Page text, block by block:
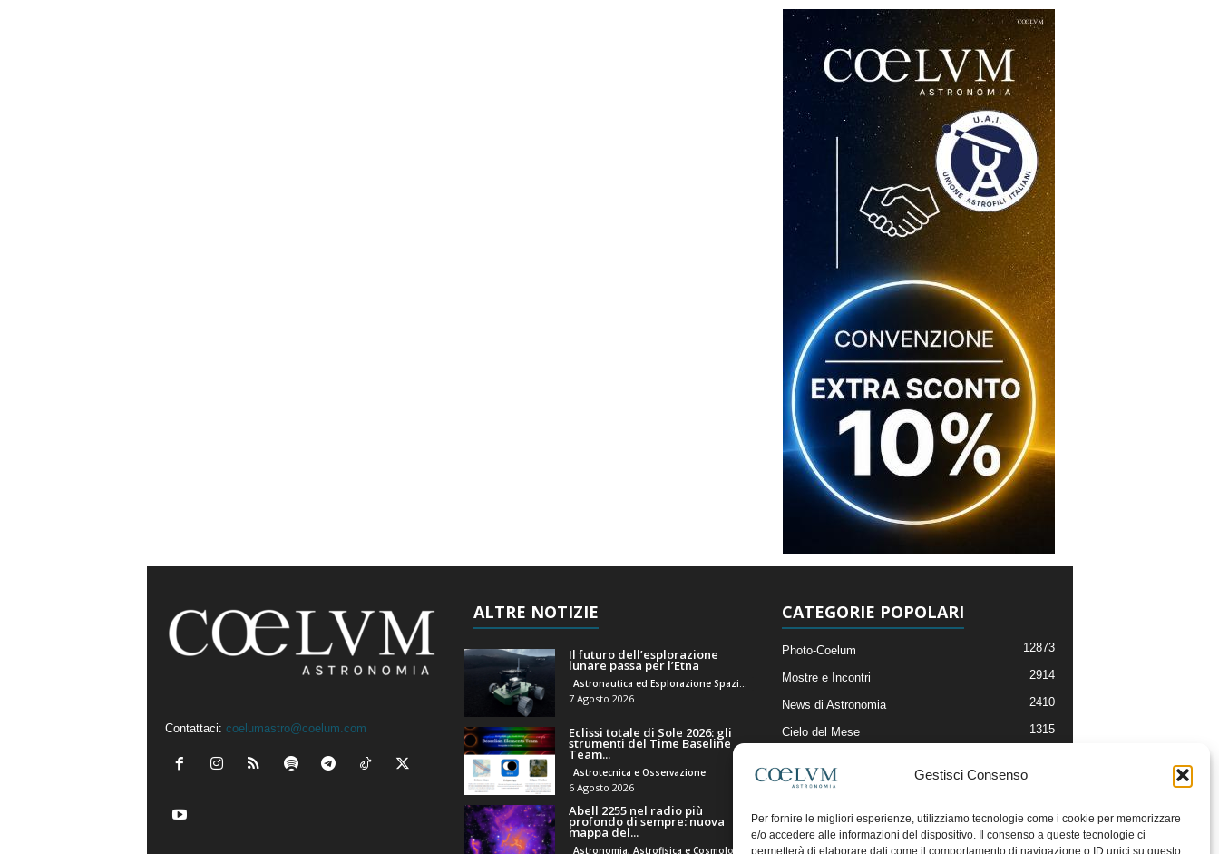
Gestisci Consenso
Per fornire le migliori esperienze, utilizziamo tecnologie come i cookie per memorizzare
e/o accedere alle informazioni del dispositivo. Il consenso a queste tecnologie ci
permetterà di elaborare dati come il comportamento di navigazione o ID unici su questo
Contattaci: coelumastro@coelum.com
ALTRE NOTIZIE
Il futuro dell’esplorazione
lunare passa per l’Etna
Astronautica ed Esplorazione Spaziale
7 Agosto 2026
Eclissi totale di Sole 2026: gli
strumenti del Time Baseline
Team...
Astrotecnica e Osservazione
6 Agosto 2026
Abell 2255 nel radio più
profondo di sempre: nuova
mappa del...
Astronomia, Astrofisica e Cosmologia
CATEGORIE POPOLARI
Photo-Coelum 12873
Mostre e Incontri 2914
News di Astronomia 2410
Cielo del Mese 1315
Articoli e Risorse On-Line
Il Blog della Redazione